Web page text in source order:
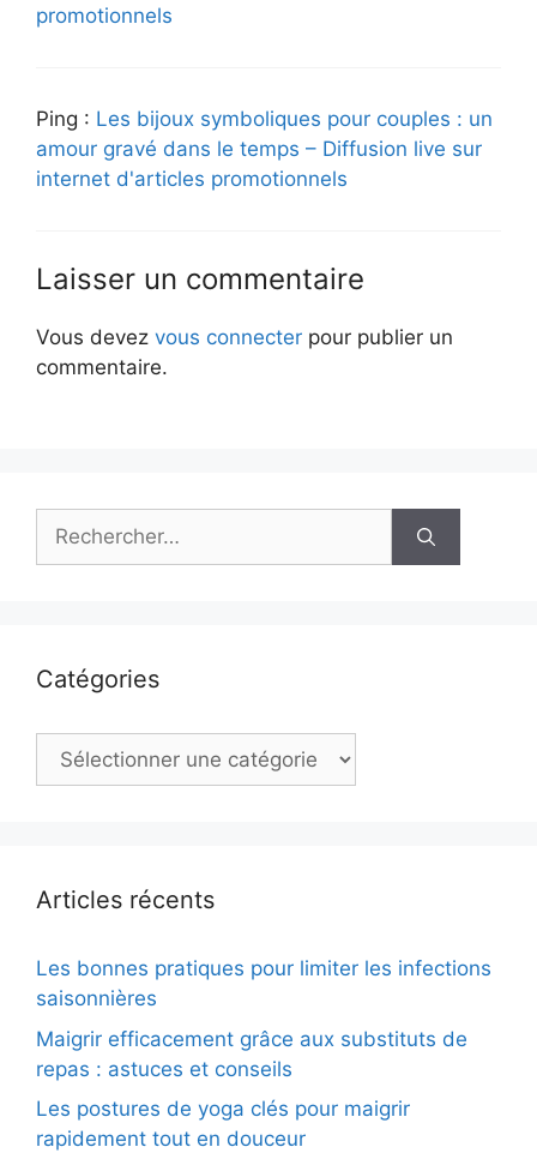
promotionnels
Ping : Les bijoux symboliques pour couples : un
amour gravé dans le temps – Diffusion live sur
internet d'articles promotionnels
Laisser un commentaire
Vous devez vous connecter pour publier un
commentaire.
Rechercher :
Catégories
Catégories
Articles récents
Les bonnes pratiques pour limiter les infections
saisonnières
Maigrir efficacement grâce aux substituts de
repas : astuces et conseils
Les postures de yoga clés pour maigrir
rapidement tout en douceur